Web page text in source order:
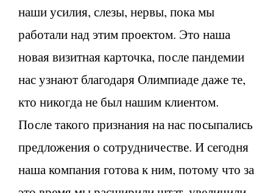
наши усилия, слезы, нервы, пока мы
работали над этим проектом. Это наша
новая визитная карточка, после пандемии
нас узнают благодаря Олимпиаде даже те,
кто никогда не был нашим клиентом.
После такого признания на нас посыпались
предложения о сотрудничестве. И сегодня
наша компания готова к ним, потому что за